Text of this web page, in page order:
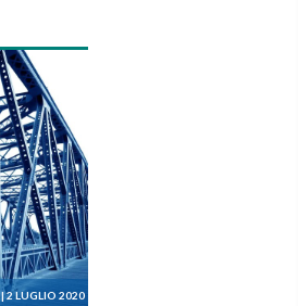
,DALLE COOPERATIVE
|2 LUGLIO 2020